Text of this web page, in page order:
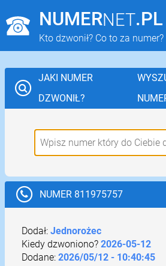
NUMERNET.PL
Kto dzwonił? Co to za numer?
JAKI NUMER
DZWONIŁ?
NUMER 811975757
Dodał: Jednorożec
Kiedy dzwoniono? 2026-05-12
Dodane: 2026/05/12 - 10:40:45